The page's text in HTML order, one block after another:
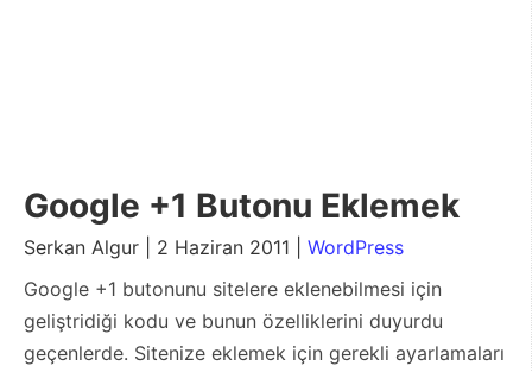
Google +1 Butonu Eklemek
Serkan Algur | 2 Haziran 2011 | WordPress
Google +1 butonunu sitelere eklenebilmesi için
geliştridiği kodu ve bunun özelliklerini duyurdu
geçenlerde. Sitenize eklemek için gerekli ayarlamaları